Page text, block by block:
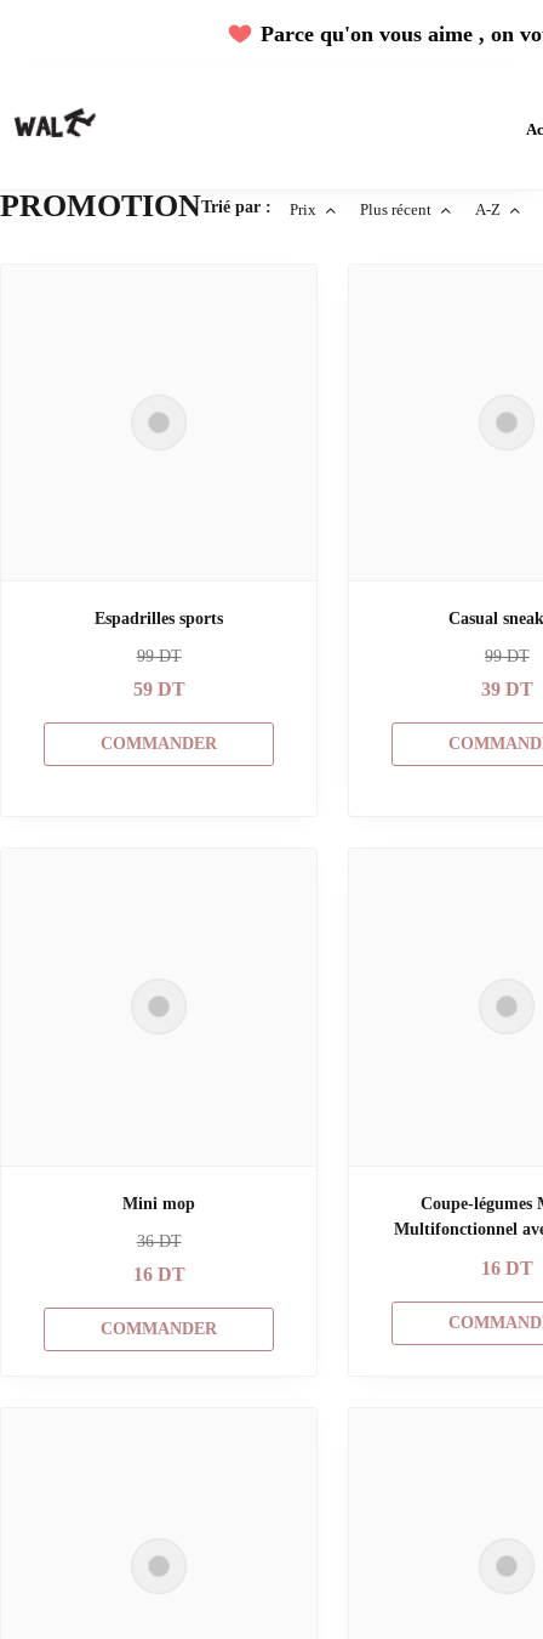
Parce qu'on vous aime , on
PROMOTIONTrié par : Prix Plus récent A-Z
Espadrilles sports
99DT
59DT
COMMANDER
Casual
99DT
39DT
Mini mop
36DT
16DT
COMMANDER
Coupe-légumes
Multifonctionnel
16DT